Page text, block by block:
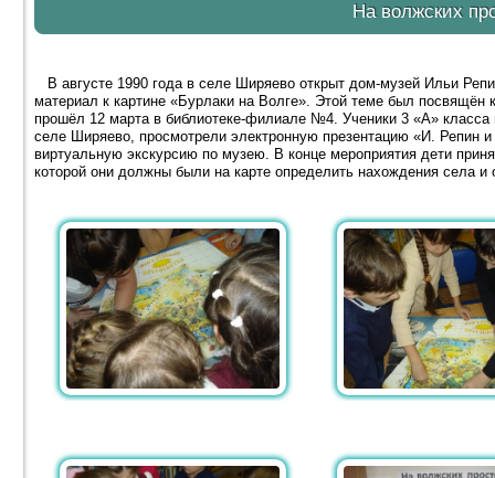
На волжских
В августе 1990 года в селе Ширяево открыт дом-музей Ильи
материал к картине «Бурлаки на Волге». Этой теме был посвящён
прошёл 12 марта в библиотеке-филиале №4. Ученики 3 «А»
селе Ширяево, просмотрели электронную презентацию «И. Репин
виртуальную экскурсию по музею. В конце мероприятия дети
которой они должны были на карте определить нахождения села